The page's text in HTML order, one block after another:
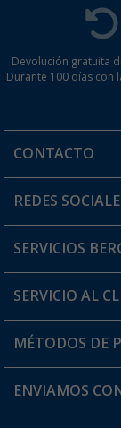
Devolución gratuita
Durante 100 días con
CONTACTO
Horario de atención
¿Tienes alguna
REDES
SERVICIOS
Conviértete en
Mi cuenta
Tarjeta Berger
SERVICIO AL
FAQ y Contacto
Información de
MÉTODOS DE
ENVIAMOS